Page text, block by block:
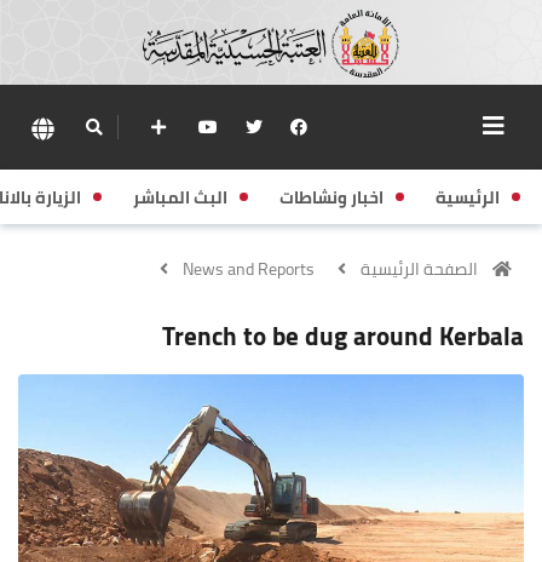
الرئيسية اخبار ونشاطات البث المباشر الزيارة
الصفحة الرئيسية News and Reports
Trench to be dug around Kerbala